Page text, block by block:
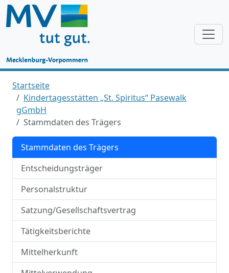
Startseite
Kindertagesstätten „St. Spiritus“ Pasewalk
gGmbH
Stammdaten des Trägers
Stammdaten des Trägers
Entscheidungsträger
Personalstruktur
Satzung/Gesellschaftsvertrag
Tätigkeitsberichte
Mittelherkunft